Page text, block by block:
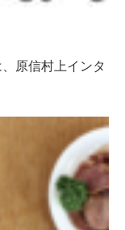
原信村上インタ